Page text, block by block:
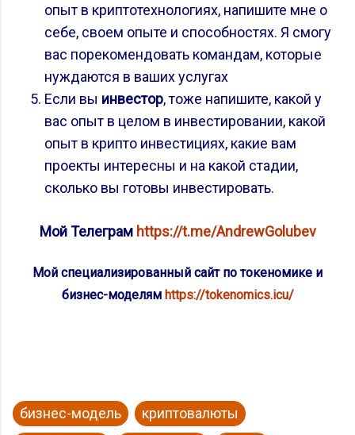
опыт в криптотехнологиях, напишите мне о
себе, своем опыте и способностях. Я смогу
вас порекомендовать командам, которые
нуждаются в ваших услугах
Если вы инвестор, тоже напишите, какой у
вас опыт в целом в инвестировании, какой
опыт в крипто инвестициях, какие вам
проекты интересны и на какой стадии,
сколько вы готовы инвестировать.
Мой Телеграм https://t.me/AndrewGolubev
Мой специализированный сайт по токеномике и
бизнес-моделям https://tokenomics.icu/
бизнес-модель
криптовалюты